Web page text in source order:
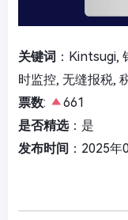
关键词 ：Kintsugi,
时监控, 无缝报税,
票数:
661
是否精选：是
发布时间 ：2025